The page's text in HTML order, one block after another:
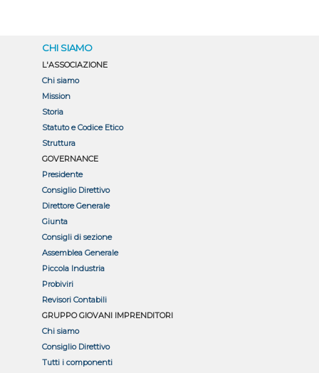
CHI SIAMO
L'ASSOCIAZIONE
Chi siamo
Mission
Storia
Statuto e Codice Etico
Struttura
GOVERNANCE
Presidente
Consiglio Direttivo
Direttore Generale
Giunta
Consigli di sezione
Assemblea Generale
Piccola Industria
Probiviri
Revisori Contabili
GRUPPO GIOVANI IMPRENDITORI
Chi siamo
Consiglio Direttivo
Tutti i componenti